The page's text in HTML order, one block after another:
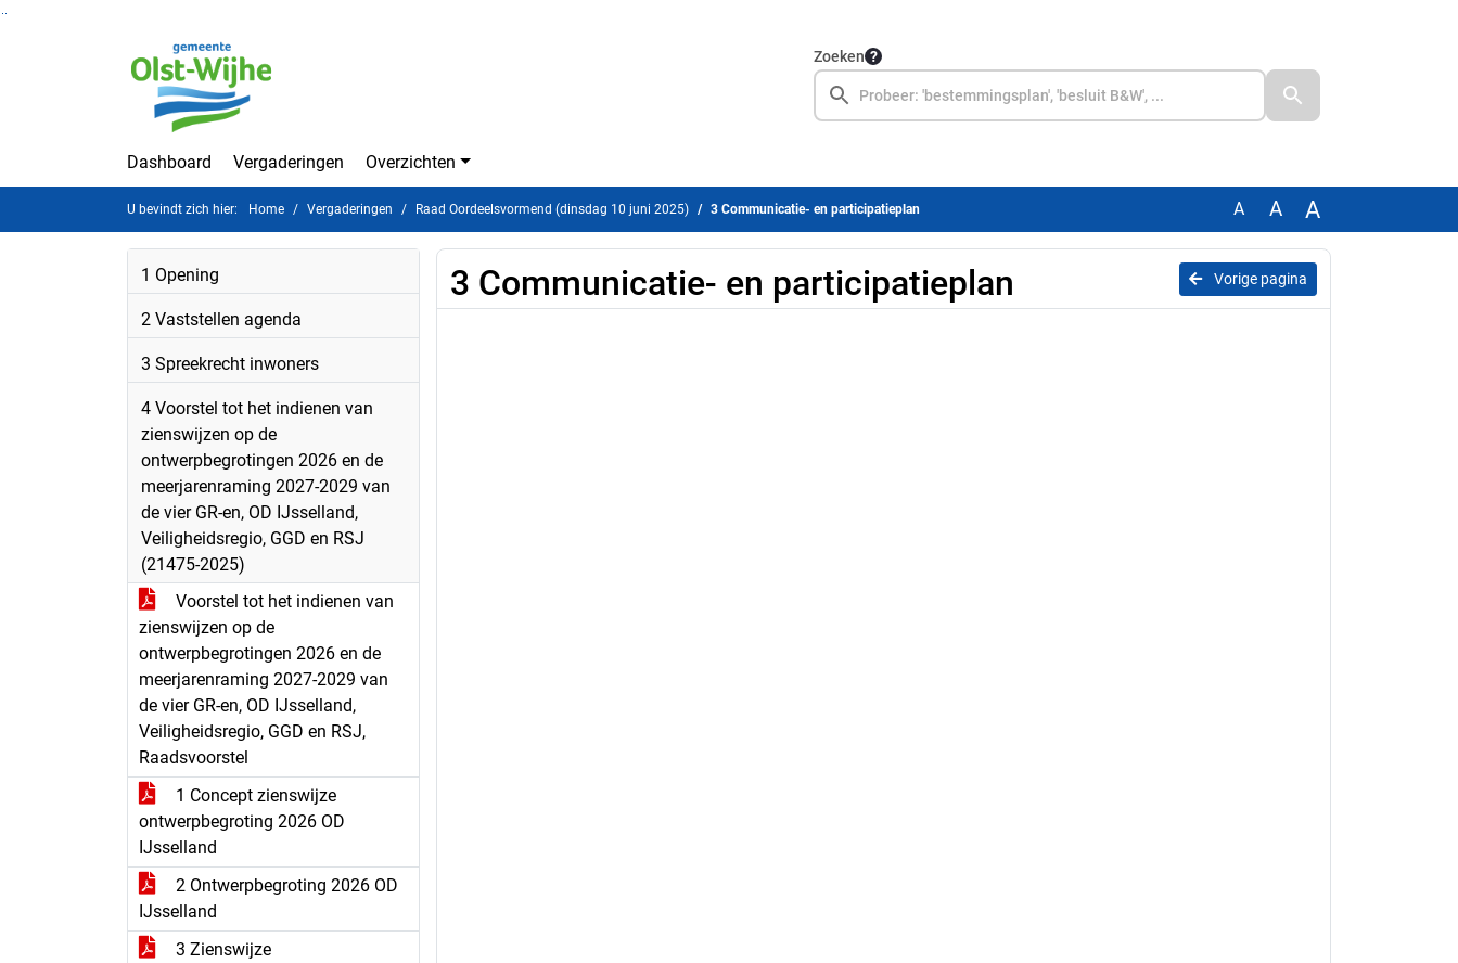
Zoeken
Dashboard Vergaderingen Overzichten
U bevindt zich hier: Home Vergaderingen Raad Oordeelsvormend (dinsdag 10 juni 2025) 3 Communicatie- en participatieplan A A A
1 Opening
2 Vaststellen agenda
3 Spreekrecht inwoners
4 Voorstel tot het indienen van
zienswijzen op de
ontwerpbegrotingen 2026 en de
meerjarenraming 2027-2029 van
de vier GR-en, OD IJsselland,
Veiligheidsregio, GGD en RSJ
(21475-2025)
Voorstel tot het indienen van
zienswijzen op de
ontwerpbegrotingen 2026 en de
meerjarenraming 2027-2029 van
de vier GR-en, OD IJsselland,
Veiligheidsregio, GGD en RSJ,
Raadsvoorstel
1 Concept zienswijze
ontwerpbegroting 2026 OD
IJsselland
2 Ontwerpbegroting 2026 OD
IJsselland
3 Zienswijze
Vorige pagina
3 Communicatie- en participatieplan